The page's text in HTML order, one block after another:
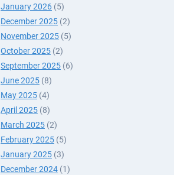
January 2026 (5)
December 2025 (2)
November 2025 (5)
October 2025 (2)
September 2025 (6)
June 2025 (8)
May 2025 (4)
April 2025 (8)
March 2025 (2)
February 2025 (5)
January 2025 (3)
December 2024 (1)